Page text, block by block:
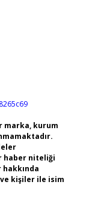
marka, kurum
haber niteliği
kişiler ile isim